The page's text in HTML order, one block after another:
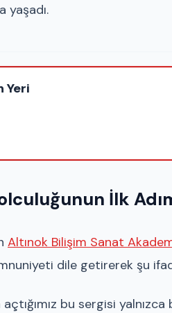
yaşadı.
Yeri
İlk
Altınok Bilişim Sanat
dile getirerek şu
açtığımız bu sergisi